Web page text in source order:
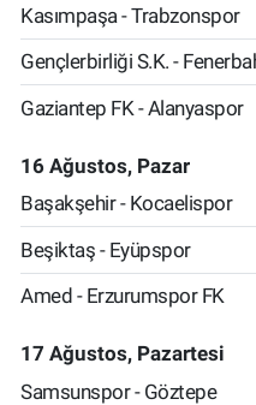
Kasımpaşa - Trabzonspor
Gençlerbirliği S.K. -
Gaziantep FK - Alanyaspor
16 Ağustos, Pazar
Başakşehir - Kocaelispor
Beşiktaş - Eyüpspor
Amed - Erzurumspor FK
17 Ağustos, Pazartesi
Samsunspor - Göztepe